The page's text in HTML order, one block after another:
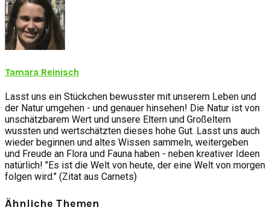
Tamara Reinisch
Lasst uns ein Stückchen bewusster mit unserem Leben und
der Natur umgehen - und genauer hinsehen! Die Natur ist von
unschätzbarem Wert und unsere Eltern und Großeltern
wussten und wertschätzten dieses hohe Gut. Lasst uns auch
wieder beginnen und altes Wissen sammeln, weitergeben
und Freude an Flora und Fauna haben - neben kreativer Ideen
natürlich! "Es ist die Welt von heute, der eine Welt von morgen
folgen wird." (Zitat aus Carnets)
Ähnliche Themen